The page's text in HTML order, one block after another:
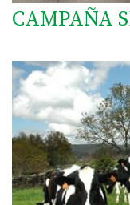
CAMPAÑA